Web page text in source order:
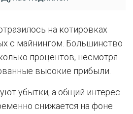
на котировках
с майнингом. Большинство
процентов, несмотря
высокие прибыли.
убытки, а общий интерес
снижается на фоне